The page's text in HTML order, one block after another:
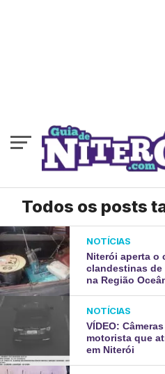
Todos os posts
NOTÍCIAS
Niterói aperta o
clandestinas
na Região
NOTÍCIAS
VÍDEO:
motorista que
em Niterói